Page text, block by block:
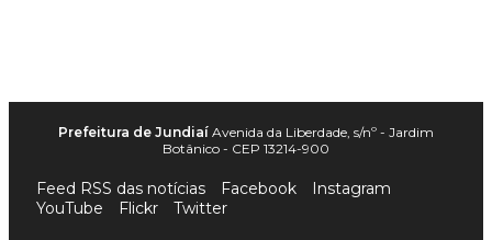
Prefeitura de Jundiaí Avenida da Liberdade, s/nº - Jardim
Botânico - CEP 13214-900
Feed RSS das notícias Facebook
Instagram
YouTube
Flickr Twitter